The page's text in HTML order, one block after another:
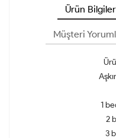
Ürün
Müşteri
1
2
3